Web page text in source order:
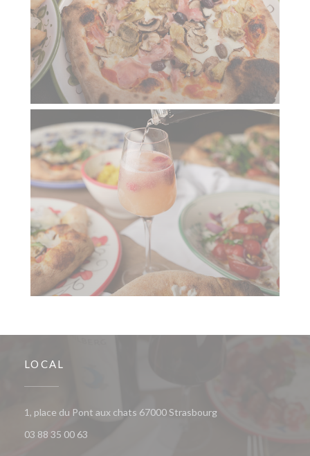
LOCAL
1, place du Pont aux chats 67000 Strasbourg((abre numa nova
03 88 35 00 63